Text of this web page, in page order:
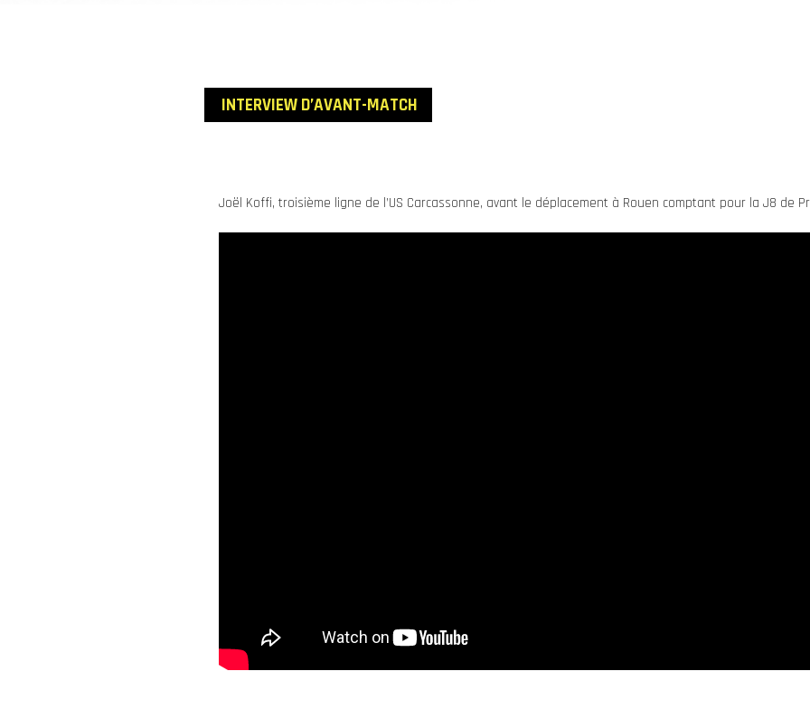
INTERVIEW D’AVANT-MATCH
Joël Koffi, troisième ligne de l’US Carcassonne, avant le déplacement à Rouen comptant pour la J8 de